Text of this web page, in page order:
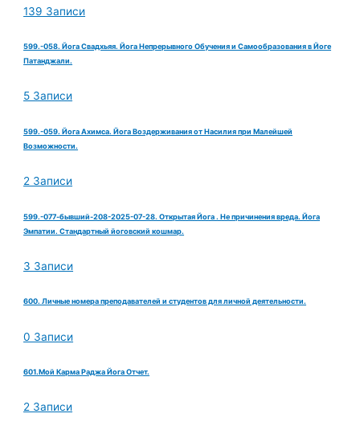
139 Записи
599.-058. Йога Свадхьяя. Йога Непрерывного Обучения и Самообразования в Йоге
Патанджали.
5 Записи
599.-059. Йога Ахимса. Йога Воздерживания от Насилия при Малейшей
Возможности.
2 Записи
599.-077-бывший-208-2025-07-28. Открытая Йога . Не причинения вреда. Йога
Эмпатии. Стандартный йоговский кошмар.
3 Записи
600. Личные номера преподавателей и студентов для личной деятельности.
0 Записи
601.Мой Карма Раджа Йога Отчет.
2 Записи